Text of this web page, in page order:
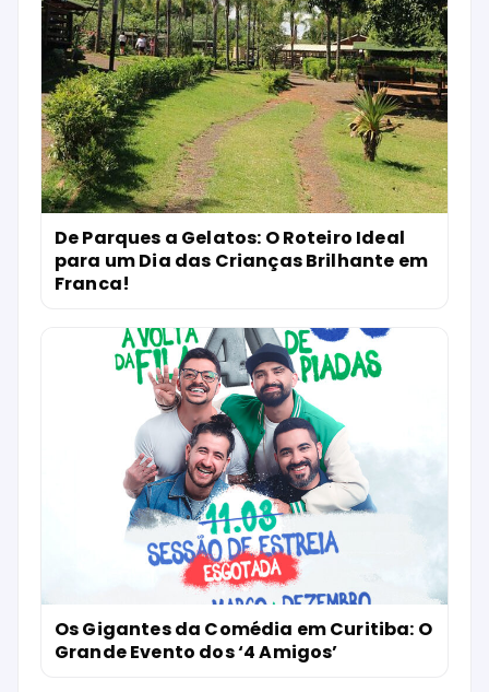
De Parques a Gelatos: O Roteiro Ideal
para um Dia das Crianças Brilhante em
Franca!
Os Gigantes da Comédia em Curitiba: O
Grande Evento dos ‘4 Amigos’